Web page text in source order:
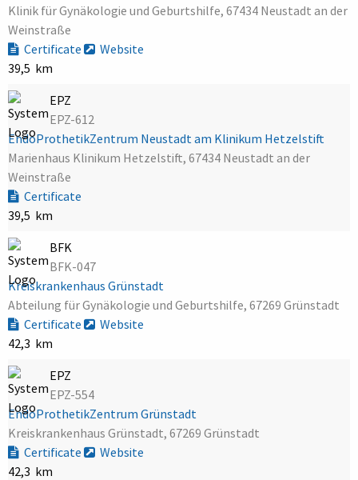
Klinik für Gynäkologie und Geburtshilfe, 67434 Neustadt an der
Weinstraße
Certificate
Website
39,5 km
EPZ
EPZ-612
EndoProthetikZentrum Neustadt am Klinikum Hetzelstift
Marienhaus Klinikum Hetzelstift, 67434 Neustadt an der
Weinstraße
Certificate
39,5 km
BFK
BFK-047
Kreiskrankenhaus Grünstadt
Abteilung für Gynäkologie und Geburtshilfe, 67269 Grünstadt
Certificate
Website
42,3 km
EPZ
EPZ-554
EndoProthetikZentrum Grünstadt
Kreiskrankenhaus Grünstadt, 67269 Grünstadt
Certificate
Website
42,3 km